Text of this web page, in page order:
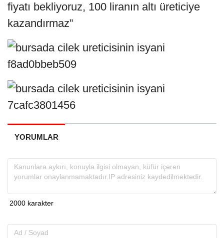
fiyatı bekliyoruz, 100 liranın altı üreticiye
kazandırmaz”
YORUMLAR